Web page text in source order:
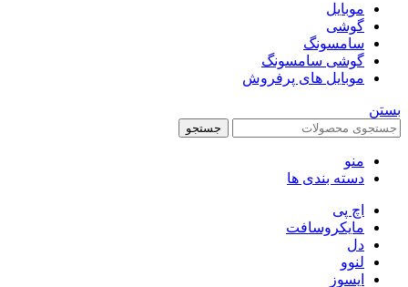
موبایل
گوشی
سامسونگ
گوشی سامسونگ
موبایل های پرفروش
بستن
جستجو
منو
دسته بندی ها
اچ پی
مایکروسافت
دل
لنوو
ایسوز